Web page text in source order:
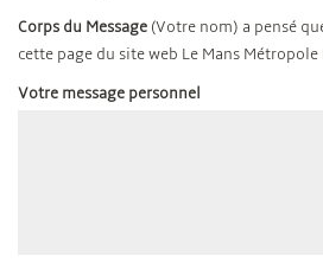
Corps du Message (Votre nom) a pensé
cette page du site web Le Mans
Votre message personnel